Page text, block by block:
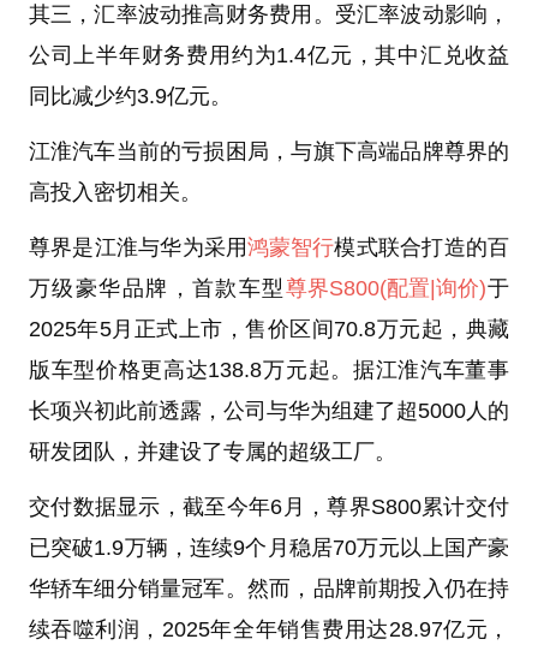
其三，汇率波动推高财务费用 。 受汇率波动影响，
公司上半年财务费用约为1.4亿元，其中汇兑收益
同比减少约3.9亿元。
江淮汽车当前的亏损困局，与旗下高端品牌尊界的
高投入密切相关。
尊界是江淮与华为采用鸿蒙智行模式联合打造的百
万级豪华品牌，首款车型 尊界S800(配置 |询价)于
2025年5月正式上市，售价区间70.8万元起，典藏
版车型价格更高达138.8万元起。据江淮汽车董事
长项兴初此前透露，公司与华为组建了超5000人的
研发团队，并建设了专属的超级工厂。
交付数据显示，截至今年6月，尊界S800累计交付
已突破1.9万辆，连续9个月稳居70万元以上国产豪
华轿车细分销量冠军。然而，品牌前期投入仍在持
续吞噬利润，2025年全年销售费用达28.97亿元，